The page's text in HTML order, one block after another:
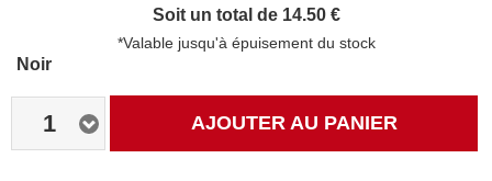
Soit un total de 14.50 €
*Valable jusqu'à épuisement du stock
Noir
1 AJOUTER AU PANIER